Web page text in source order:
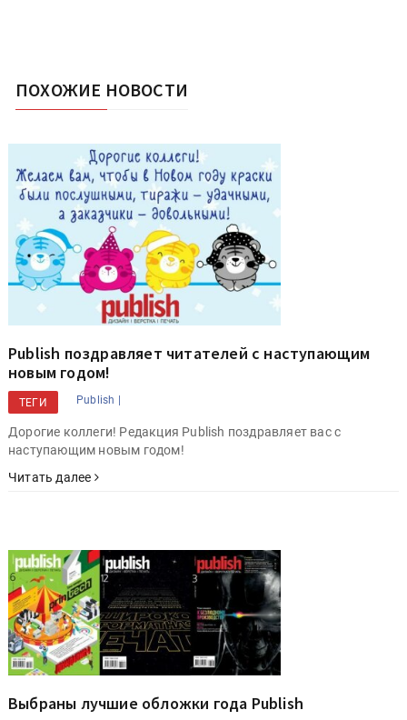
ПОХОЖИЕ НОВОСТИ
Publish поздравляет читателей с наступающим
новым годом!
ТЕГИ Publish |
Дорогие коллеги! Редакция Publish поздравляет вас с
наступающим новым годом!
Читать далее
Выбраны лучшие обложки года Publish